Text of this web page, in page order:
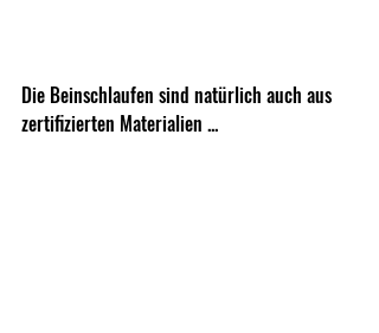
Die Beinschlaufen sind natürlich auch aus
zertifizierten Materialien ...